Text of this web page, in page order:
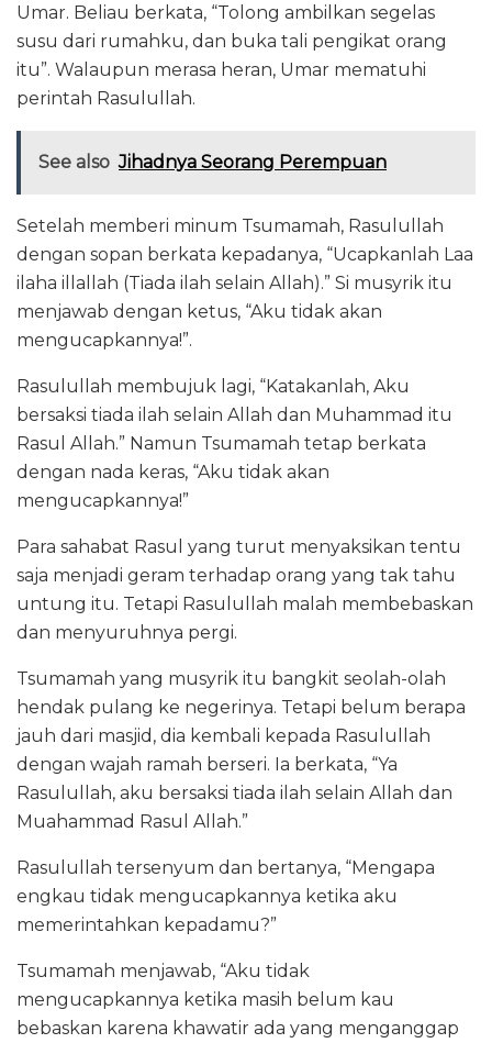
Umar. Beliau berkata, “Tolong ambilkan segelas
susu dari rumahku, dan buka tali pengikat orang
itu”. Walaupun merasa heran, Umar mematuhi
perintah Rasulullah.
See also Jihadnya Seorang Perempuan
Setelah memberi minum Tsumamah, Rasulullah
dengan sopan berkata kepadanya, “Ucapkanlah Laa
ilaha illallah (Tiada ilah selain Allah).” Si musyrik itu
menjawab dengan ketus, “Aku tidak akan
mengucapkannya!”.
Rasulullah membujuk lagi, “Katakanlah, Aku
bersaksi tiada ilah selain Allah dan Muhammad itu
Rasul Allah.” Namun Tsumamah tetap berkata
dengan nada keras, “Aku tidak akan
mengucapkannya!”
Para sahabat Rasul yang turut menyaksikan tentu
saja menjadi geram terhadap orang yang tak tahu
untung itu. Tetapi Rasulullah malah membebaskan
dan menyuruhnya pergi.
Tsumamah yang musyrik itu bangkit seolah-olah
hendak pulang ke negerinya. Tetapi belum berapa
jauh dari masjid, dia kembali kepada Rasulullah
dengan wajah ramah berseri. Ia berkata, “Ya
Rasulullah, aku bersaksi tiada ilah selain Allah dan
Muahammad Rasul Allah.”
Rasulullah tersenyum dan bertanya, “Mengapa
engkau tidak mengucapkannya ketika aku
memerintahkan kepadamu?”
Tsumamah menjawab, “Aku tidak
mengucapkannya ketika masih belum kau
bebaskan karena khawatir ada yang menganggap